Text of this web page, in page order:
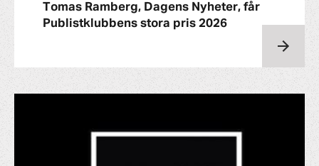
Tomas Ramberg, Dagens Nyheter, får
Publistklubbens stora pris 2026